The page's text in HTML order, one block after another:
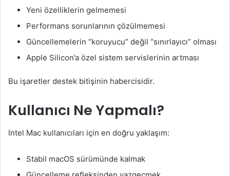
Yeni özelliklerin gelmemesi
Performans sorunlarının çözülmemesi
Güncellemelerin “koruyucu” değil “sınırlayıcı” olması
Apple Silicon’a özel sistem servislerinin artması
Bu işaretler destek bitişinin habercisidir.
Kullanıcı Ne Yapmalı?
Intel Mac kullanıcıları için en doğru yaklaşım:
Stabil macOS sürümünde kalmak